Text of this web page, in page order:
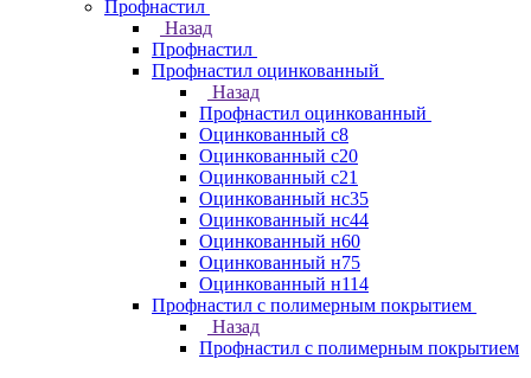
Профнастил
Назад
Профнастил
Профнастил оцинкованный
Назад
Профнастил оцинкованный
Оцинкованный с8
Оцинкованный с20
Оцинкованный с21
Оцинкованный нс35
Оцинкованный нс44
Оцинкованный н60
Оцинкованный н75
Оцинкованный н114
Профнастил с полимерным покрытием
Назад
Профнастил с полимерным покрытием